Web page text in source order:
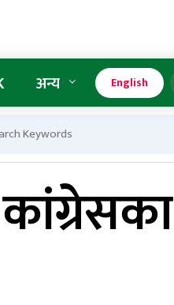
अन्य English